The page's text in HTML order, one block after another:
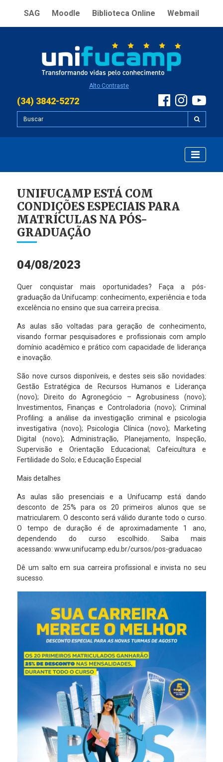
SAG Moodle Biblioteca Online Webmail
Alto Contraste
(34) 3842-5272
UNIFUCAMP ESTÁ COM
CONDIÇÕES ESPECIAIS PARA
MATRÍCULAS NA PÓS-
GRADUAÇÃO
04/08/2023
Quer conquistar mais oportunidades? Faça a pós-
graduação da Unifucamp: conhecimento, experiência e toda
excelência no ensino que sua carreira precisa.
As aulas são voltadas para geração de conhecimento,
visando formar pesquisadores e profissionais com amplo
domínio acadêmico e prático com capacidade de liderança
e inovação.
São nove cursos disponíveis, e destes seis são novidades:
Gestão Estratégica de Recursos Humanos e Liderança
(novo); Direito do Agronegócio – Agrobusiness (novo);
Investimentos, Finanças e Controladoria (novo); Criminal
Profiling: a análise da investigação criminal e psicologia
investigativa (novo); Psicologia Clínica (novo); Marketing
Digital (novo); Administração, Planejamento, Inspeção,
Supervisão e Orientação Educacional; Cafeicultura e
Fertilidade do Solo; e Educação Especial
Mais detalhes
As aulas são presenciais e a Unifucamp está dando
desconto de 25% para os 20 primeiros alunos que se
matricularem. O desconto será válido durante todo o curso.
O tempo de duração é de aproximadamente 1 ano,
dependendo do curso escolhido. Saiba mais
acessando:www.unifucamp.edu.br/cursos/pos-graduacao
Dê um salto em sua carreira profissional e invista no seu
sucesso.